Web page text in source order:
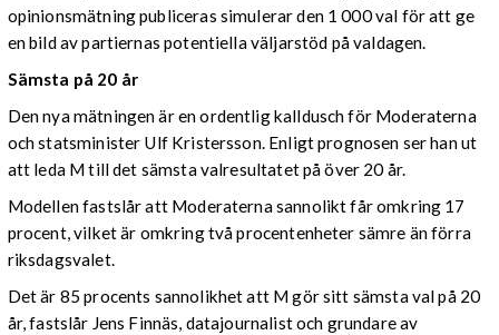
opinionsmätning publiceras simulerar den 1 000 val för att ge
en bild av partiernas potentiella väljarstöd på valdagen.
Sämsta på 20 år
Den nya mätningen är en ordentlig kalldusch för Moderaterna
och statsminister Ulf Kristersson. Enligt prognosen ser han ut
att leda M till det sämsta valresultatet på över 20 år.
Modellen fastslår att Moderaterna sannolikt får omkring 17
procent, vilket är omkring två procentenheter sämre än förra
riksdagsvalet.
Det är 85 procents sannolikhet att M gör sitt sämsta val på 20
år, fastslår Jens Finnäs, datajournalist och grundare av